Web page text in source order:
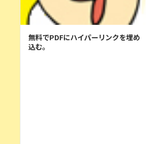
無料でPDFにハイパーリンクを埋め
込む。